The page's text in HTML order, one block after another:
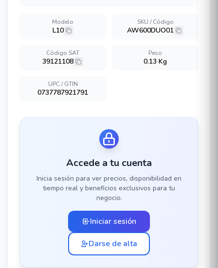
Modelo
L10
SKU / Código
AW600DUO01
Código SAT
39121108
Peso
0.13 Kg
UPC / GTIN
0737787921791
Accede a tu cuenta
Inicia sesión para ver precios, disponibilidad en
tiempo real y beneficios exclusivos para tu
negocio.
Iniciar sesión
Darse de alta